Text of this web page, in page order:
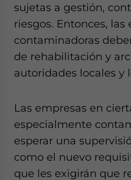
sujetas a gestión,
riesgos. Entonces, las
contaminadoras
de rehabilitación y
autoridades locales y
Las empresas en
especialmente
esperar una
como el nuevo
que les exigirán que